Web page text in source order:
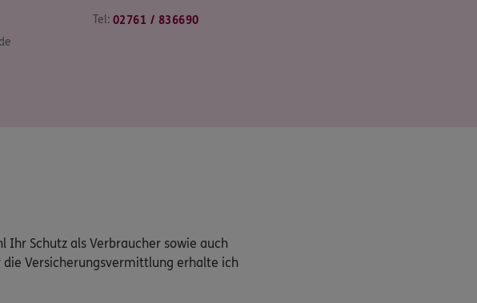
Tel: 02761 / 836690
Ihr Schutz als Verbraucher sowie auch
Versicherungsvermittlung erhalte ich